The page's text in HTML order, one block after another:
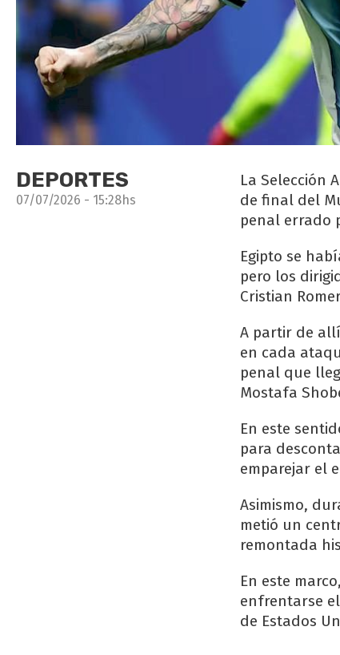
DEPORTES
07/07/2026 - 15:28hs
La Selección
de final del
penal errado
Egipto se
pero los
Cristian
A partir de
en cada
penal que
Mostafa
En este
para
emparejar el
Asimismo,
metió un
remontada
En este
enfrentarse
de Estados